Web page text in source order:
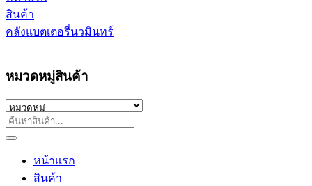
สินค้า
คลังแบตเตอรี่นวมินทร์
หมวดหมู่สินค้า
หน้าแรก
สินค้า